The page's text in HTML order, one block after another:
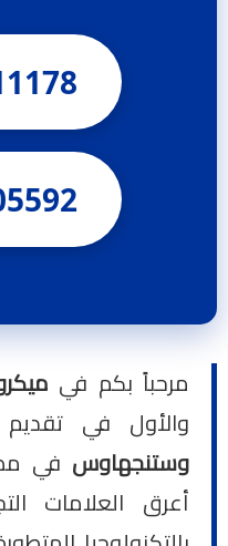
مرحباً بكم في
والأول في
وستنجهاوس
أعرق العلامات